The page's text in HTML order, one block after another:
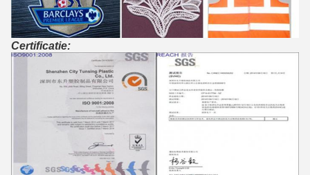
Certificatie: